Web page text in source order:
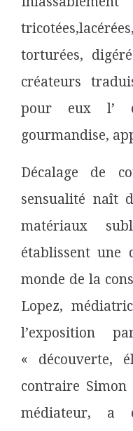
torturées,
créateurs
pour eux l’
gourmandise,
Décalage de
sensualité naît
matériaux
établissent une
monde de la
Lopez,
l’exposition
« découverte,
contraire
médiateur,